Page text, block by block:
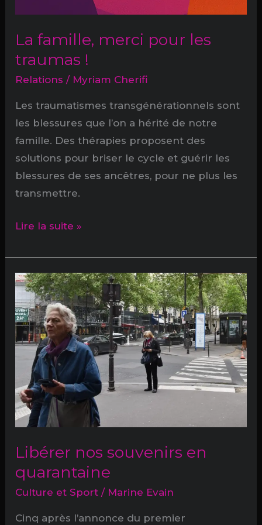
La famille, merci pour les
traumas !
Relations / Myriam Cherifi
Les traumatismes transgénérationnels sont
les blessures que l’on a hérité de notre
famille. Des thérapies proposent des
solutions pour briser le cycle et guérir les
blessures de ses ancêtres, pour ne plus les
transmettre.
La
merci
pour
les
traumas
!
Lire la suite »
Libérer nos souvenirs en
quarantaine
Culture et Sport / Marine Evain
Cinq après l’annonce du premier